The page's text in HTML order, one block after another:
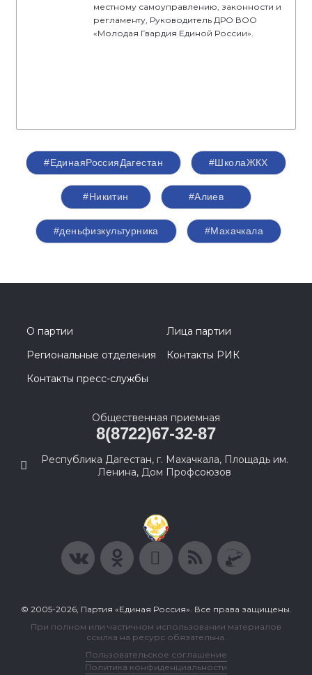
местному самоуправлению, законности и
регламенту, Руководитель ДРО ВОО
«Молодая Гвардия Единой России».
#ЕдинаяРоссияДагестан #ШколаЖКХ
#Никитин #Алиев
#деньфизкультурника #Махачкала
О партии
Лица партии
Региональные отделения
Контакты РИК
Контакты пресс-службы
Общественная приемная
8(8722)67-32-87
Республика Дагестан, г. Махачкала, Площадь им.
Ленина, Дом Профсоюзов
© 2005-2026, Партия «Единая Россия». Все права защищены.
При полном или частичном использовании материалов
ссылка на ресурс обязательна.
Пользовательское соглашение
Политика конфиденциальности